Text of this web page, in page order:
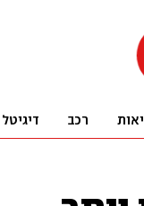
רכב דיגיטל